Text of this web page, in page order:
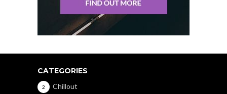
CATEGORIES
Chillout
2